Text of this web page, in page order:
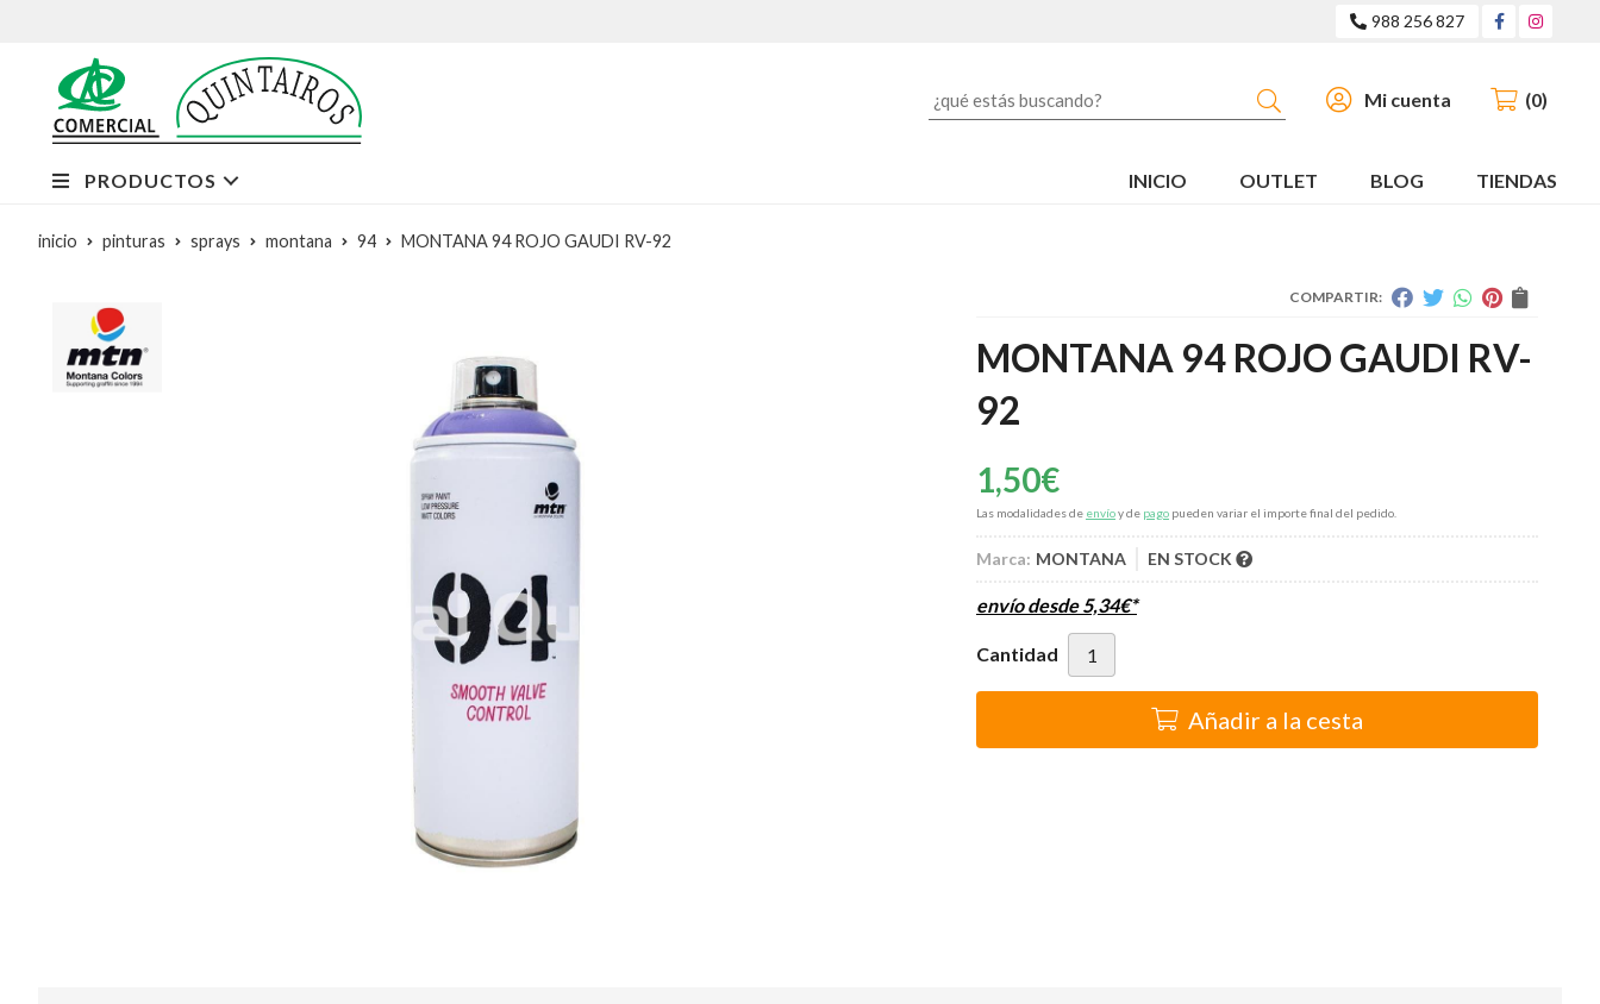
988 256 827
Buscar Mi cuenta 0
PRODUCTOS INICIO OUTLET BLOG TIENDAS
inicio pinturas sprays montana 94 MONTANA 94 ROJO GAUDI RV-92
COMPARTIR:
MONTANA 94 ROJO GAUDI RV-
92
1,50€
Las modalidades de envíoy de pago pueden variar el importe final del pedido.
Marca: MONTANA EN STOCK
envío desde 5,34€*
Cantidad
Añadir a la cesta